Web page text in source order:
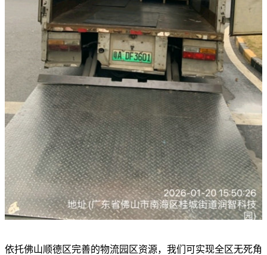
依托佛山顺德区完善的物流园区资源，我们可实现全区无死角